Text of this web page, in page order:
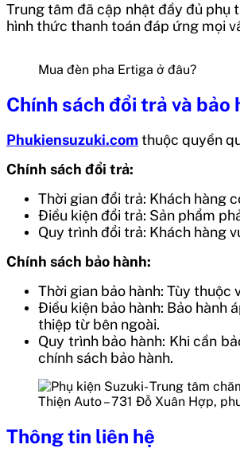
Trung tâm đã cập nhật đầy đủ phụ
hình thức thanh toán đáp ứng mọi
Mua đèn pha Ertiga ở đâu?
Chính sách đổi trả và
Phukiensuzuki.comthuộc quyền
Chính sách đổi trả:
Thời gian đổi trả: Khách hàng
Điều kiện đổi trả: Sản phẩm
Quy trình đổi trả: Khách hàng
Chính sách bảo hành:
Thời gian bảo hành: Tùy
Điều kiện bảo hành: Bảo hành
thiệp từ bên ngoài.
Quy trình bảo hành: Khi cần
chính sách bảo hành.
Thiện Auto – 731 Đỗ Xuân Hợp,
Thông tin liên hệ